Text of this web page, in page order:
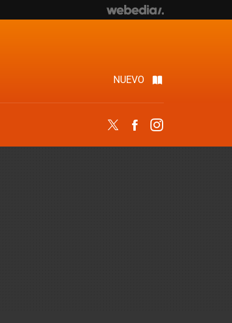
NUEVO
Twitter Facebook